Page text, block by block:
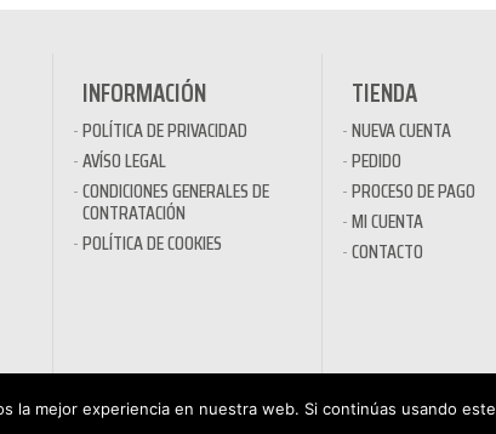
INFORMACIÓN
POLÍTICA DE PRIVACIDAD
AVÍSO LEGAL
CONDICIONES GENERALES DE
CONTRATACIÓN
POLÍTICA DE COOKIES
TIENDA
NUEVA CUENTA
PEDIDO
PROCESO DE PAGO
MI CUENTA
CONTACTO
la mejor experiencia en nuestra web. Si continúas usando